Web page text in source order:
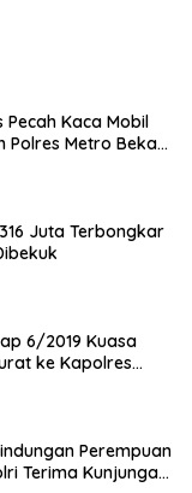
Pecah Kaca Mobil
Polres Metro Bekasi
Juta Terbongkar
6/2019 Kuasa
ke Kapolres
Perempuan
Terima Kunjungan